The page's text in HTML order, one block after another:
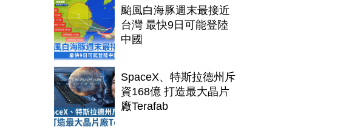
颱風白海豚週末最接近
台灣 最快9日可能登陸
中國
SpaceX、特斯拉德州斥
資168億 打造最大晶片
廠Terafab